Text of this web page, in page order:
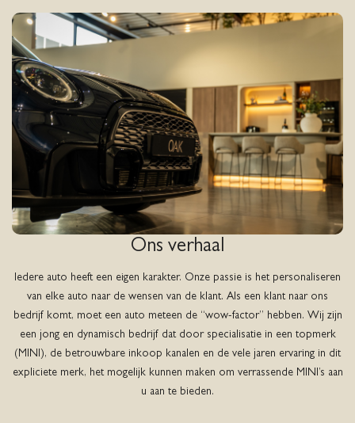
Ons verhaal
Iedere auto heeft een eigen karakter. Onze passie is het personaliseren
van elke auto naar de wensen van de klant. Als een klant naar ons
bedrijf komt, moet een auto meteen de “wow-factor” hebben. Wij zijn
een jong en dynamisch bedrijf dat door specialisatie in een topmerk
(MINI), de betrouwbare inkoop kanalen en de vele jaren ervaring in dit
expliciete merk, het mogelijk kunnen maken om verrassende MINI’s aan
u aan te bieden.